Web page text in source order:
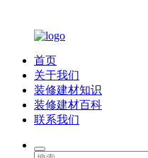
首页
关于我们
装修建材知识
装修建材百科
联系我们